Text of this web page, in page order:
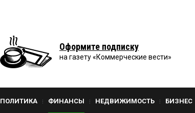
Оформите подписку
на газету «Коммерческие вести»
ПОЛИТИКА ФИНАНСЫ НЕДВИЖИМОСТЬ БИЗНЕС